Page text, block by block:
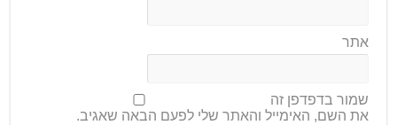
אתר
שמור בדפדפן זה
את השם, האימייל והאתר שלי לפעם הבאה שאגיב.